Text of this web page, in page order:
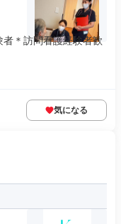
＊訪問看護経験者歓
気になる